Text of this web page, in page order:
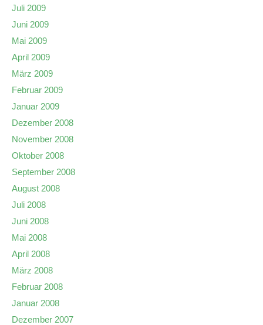
Juli 2009
Juni 2009
Mai 2009
April 2009
März 2009
Februar 2009
Januar 2009
Dezember 2008
November 2008
Oktober 2008
September 2008
August 2008
Juli 2008
Juni 2008
Mai 2008
April 2008
März 2008
Februar 2008
Januar 2008
Dezember 2007